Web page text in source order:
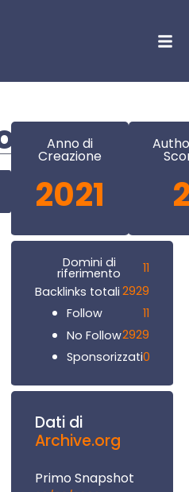
Anno di
Creazione
2021
Domini di
riferimento
11
Backlinks totali 2929
Follow
11
No Follow2929
Sponsorizzati0
Dati di
Archive.org
Primo Snapshot